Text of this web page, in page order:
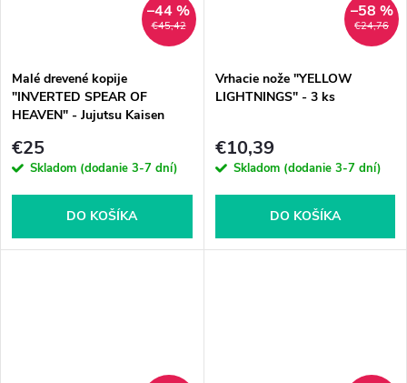
€45,42
–44 %
Malé drevené kopije
"INVERTED SPEAR OF
HEAVEN" - Jujutsu Kaisen
€25
Skladom (dodanie 3-7 dní)
DO KOŠÍKA
€24,76
–58 %
Vrhacie nože "YELLOW
LIGHTNINGS" - 3 ks
€10,39
Skladom (dodanie 3-7 dní)
DO KOŠÍKA